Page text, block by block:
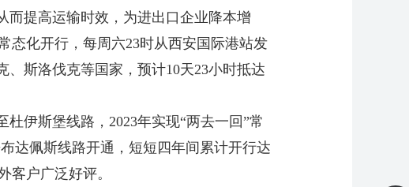
而提高运输时效，为进出口企业降本增
态化开行，每周六23时从西安国际港站发
斯洛伐克等国家，预计10天23小时抵达
伊斯堡线路，2023年实现“两去一回”常
达佩斯线路开通，短短四年间累计开行达
客户广泛好评。